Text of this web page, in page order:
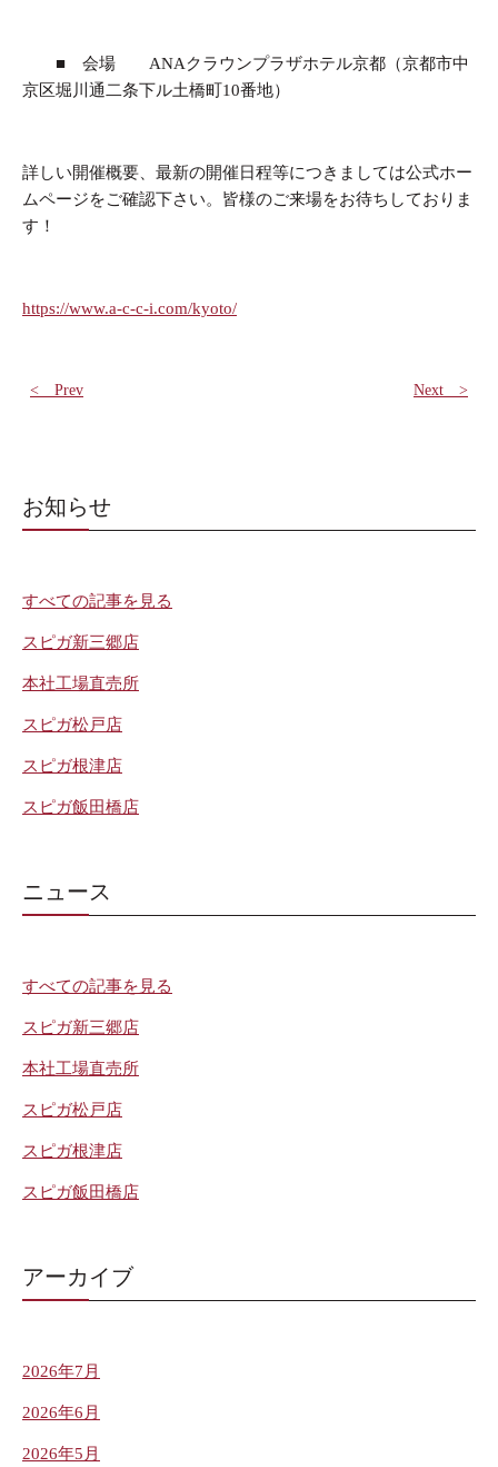
■ 会場 ANAクラウンプラザホテル京都（京都市中
京区堀川通二条下ル土橋町10番地）
詳しい開催概要、最新の開催日程等につきましては公式ホー
ムページをご確認下さい。皆様のご来場をお待ちしておりま
す！
https://www.a-c-c-i.com/kyoto/
< Prev Next >
お知らせ
すべての記事を見る
スピガ新三郷店
本社工場直売所
スピガ松戸店
スピガ根津店
スピガ飯田橋店
ニュース
すべての記事を見る
スピガ新三郷店
本社工場直売所
スピガ松戸店
スピガ根津店
スピガ飯田橋店
アーカイブ
2026年7月
2026年6月
2026年5月